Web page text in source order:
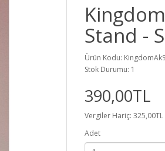
Stand -
Ürün Kodu:
Stok Durumu: 1
390,00TL
Vergiler Hariç: 325,00TL
Adet